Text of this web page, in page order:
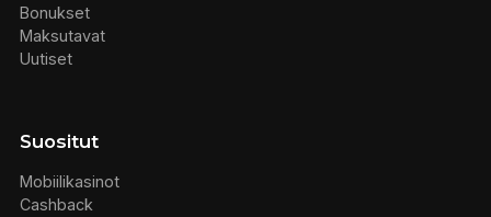
Bonukset
Maksutavat
Uutiset
Suositut
Mobiilikasinot
Cashback